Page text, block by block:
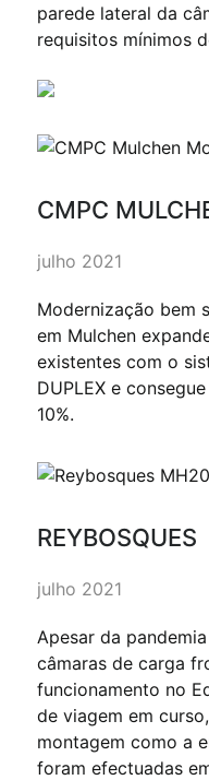
parede lateral da
requisitos mínimos
CMPC
julho 2021
Modernização bem
em Mulchen
existentes com o
DUPLEX e
10%.
REYBOSQUES
julho 2021
Apesar da
câmaras de carga
funcionamento no
de viagem em
montagem como a
foram efectuadas